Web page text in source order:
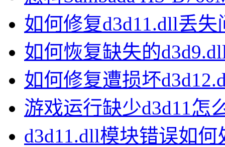
如何修复d3d11.dll丢失
如何恢复缺失的
如何修复遭损坏
游戏运行缺少d3d11怎
d3d11.dll模块错误如何